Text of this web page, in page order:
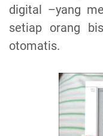
digital –yang
setiap orang
otomatis.